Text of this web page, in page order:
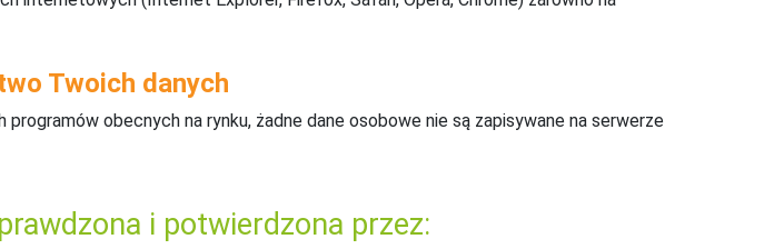
Twoich danych
obecnych na rynku, żadne dane osobowe nie są zapisywane na serwerze
i potwierdzona przez: